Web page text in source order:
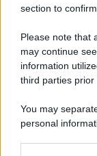
section to
Please note that
may continue
information
third parties prior
You may
personal
Lgbtqia News
Day Travel
Home
Cineverse